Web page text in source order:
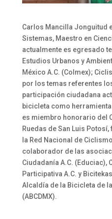
Carlos Mancilla Jonguitud
Sistemas, Maestro en
actualmente es egresado
Estudios Urbanos y
México A.C. (Colmex);
por los temas referentes
participación ciudadana
bicicleta como
es miembro honorario del
Ruedas de San Luis
la Red Nacional de
colaborador de las
Ciudadanía A.C. (Educiac),
Participativa A.C. y
Alcaldía de la Bicicleta de
(ABCDMX).